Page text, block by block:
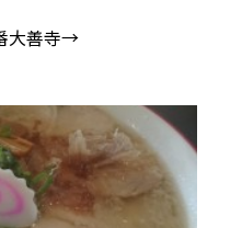
大善寺→